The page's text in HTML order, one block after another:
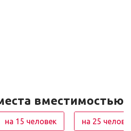
вместимостью
на 15 человек на 25